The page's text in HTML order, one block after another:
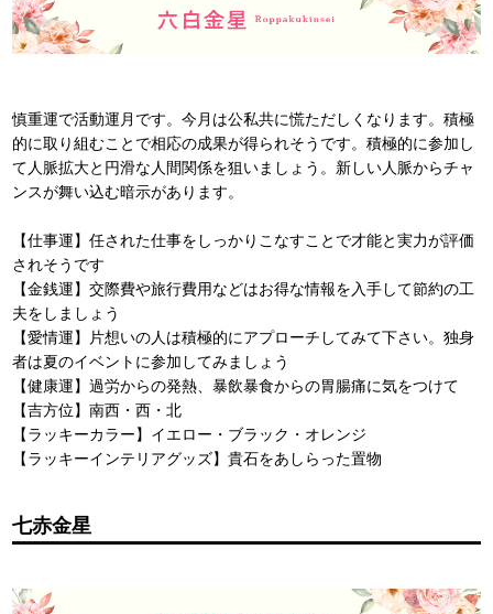
慎重運で活動運月です。今月は公私共に慌ただしくなります。積極
的に取り組むことで相応の成果が得られそうです。積極的に参加し
て人脈拡大と円滑な人間関係を狙いましょう。新しい人脈からチャ
ンスが舞い込む暗示があります。
【仕事運】任された仕事をしっかりこなすことで才能と実力が評価
されそうです
【金銭運】交際費や旅行費用などはお得な情報を入手して節約の工
夫をしましょう
【愛情運】片想いの人は積極的にアプローチしてみて下さい。独身
者は夏のイベントに参加してみましょう
【健康運】過労からの発熱、暴飲暴食からの胃腸痛に気をつけて
【吉方位】南西・西・北
【ラッキーカラー】イエロー・ブラック・オレンジ
【ラッキーインテリアグッズ】貴石をあしらった置物
七赤金星